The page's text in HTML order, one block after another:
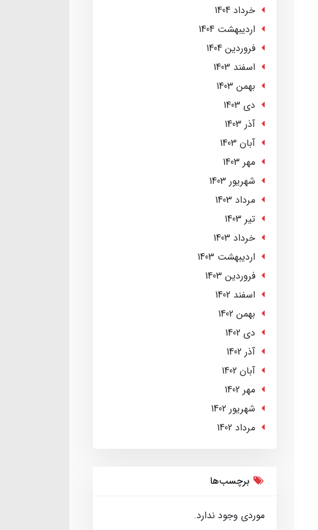
خرداد 1404
ارديبهشت 1404
فروردین 1404
اسفند 1403
بهمن 1403
دی 1403
آذر 1403
آبان 1403
مهر 1403
شهریور 1403
مرداد 1403
تير 1403
خرداد 1403
ارديبهشت 1403
فروردین 1403
اسفند 1402
بهمن 1402
دی 1402
آذر 1402
آبان 1402
مهر 1402
شهریور 1402
مرداد 1402
برچسب‌ها
موردی وجود ندارد.